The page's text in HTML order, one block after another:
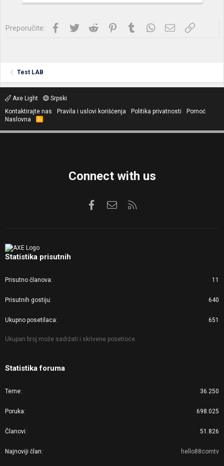
Preporučite: Facebook
Twitter Reddit PinterestTumblrWhatsApp
Imejl Link
Test LAB
Axe Light
Srpski
Kontaktirajte nas
Pravila i uslovi korišćenja Politika privatnosti
Pomoć
Naslovna
R
S
Connect with us
FacebookKontaktirajte nas
Statistika prisutnih
Prisutno članova 11
Prisutnih gostiju 640
Ukupno posetilaca 651
Ukupan broj može sadržati i skrivene posetioce.
Statistika foruma
Teme 36.250
Poruka 698.025
Članovi 51.826
Najnoviji član hello88comtv